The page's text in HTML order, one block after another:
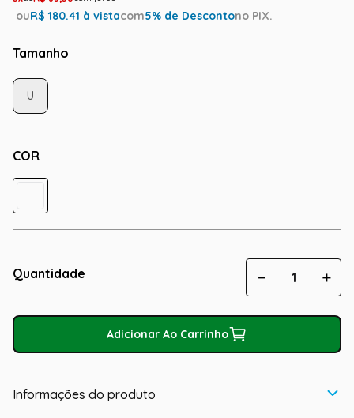
ouR$ 180.41 à vistacom5% de Descontono PIX.
Tamanho
COR
U
Quantidade ＋
－
Adicionar Ao Carrinho
Informações do produto